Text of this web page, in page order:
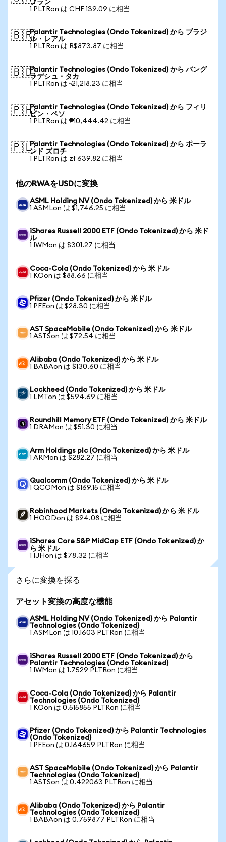
フラン
1 PLTRon は CHF 139.09 に相当
🇧🇷Palantir Technologies (Ondo Tokenized) から ブラジ
ル・レアル
1 PLTRon は R$873.87 に相当
🇧🇩Palantir Technologies (Ondo Tokenized) から バング
ラデシュ・タカ
1 PLTRon は ৳21,218.23 に相当
🇵🇭Palantir Technologies (Ondo Tokenized) から フィリ
ピン・ペソ
1 PLTRon は ₱10,444.42 に相当
🇵🇱Palantir Technologies (Ondo Tokenized) から ポーラ
ンド ズロチ
1 PLTRon は zł 639.82 に相当
他のRWAをUSDに変換
ASML Holding NV (Ondo Tokenized) から 米ドル
1 ASMLon は $1,746.25 に相当
iShares Russell 2000 ETF (Ondo Tokenized) から 米ド
ル
1 IWMon は $301.27 に相当
Coca-Cola (Ondo Tokenized) から 米ドル
1 KOon は $88.66 に相当
Pfizer (Ondo Tokenized) から 米ドル
1 PFEon は $28.30 に相当
AST SpaceMobile (Ondo Tokenized) から 米ドル
1 ASTSon は $72.54 に相当
Alibaba (Ondo Tokenized) から 米ドル
1 BABAon は $130.60 に相当
Lockheed (Ondo Tokenized) から 米ドル
1 LMTon は $594.69 に相当
Roundhill Memory ETF (Ondo Tokenized) から 米ドル
1 DRAMon は $51.30 に相当
Arm Holdings plc (Ondo Tokenized) から 米ドル
1 ARMon は $282.27 に相当
Qualcomm (Ondo Tokenized) から 米ドル
1 QCOMon は $169.15 に相当
Robinhood Markets (Ondo Tokenized) から 米ドル
1 HOODon は $94.08 に相当
iShares Core S&P MidCap ETF (Ondo Tokenized) か
ら 米ドル
1 IJHon は $78.32 に相当
さらに変換を探る
アセット変換の高度な機能
ASML Holding NV (Ondo Tokenized) から Palantir
Technologies (Ondo Tokenized)
1 ASMLon は 10.1603 PLTRon に相当
iShares Russell 2000 ETF (Ondo Tokenized) から
Palantir Technologies (Ondo Tokenized)
1 IWMon は 1.7529 PLTRon に相当
Coca-Cola (Ondo Tokenized) から Palantir
Technologies (Ondo Tokenized)
1 KOon は 0.515855 PLTRon に相当
Pfizer (Ondo Tokenized) から Palantir Technologies
(Ondo Tokenized)
1 PFEon は 0.164659 PLTRon に相当
AST SpaceMobile (Ondo Tokenized) から Palantir
Technologies (Ondo Tokenized)
1 ASTSon は 0.422063 PLTRon に相当
Alibaba (Ondo Tokenized) から Palantir
Technologies (Ondo Tokenized)
1 BABAon は 0.759877 PLTRon に相当